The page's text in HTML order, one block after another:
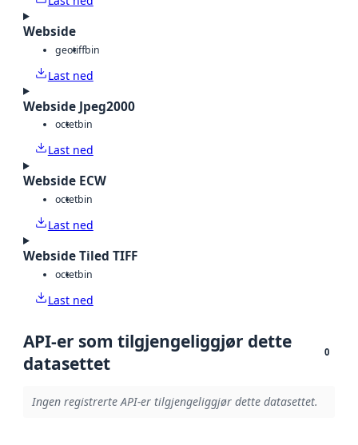
Webside
geotiffbin
Last ned
Webside Jpeg2000
octetbin
Last ned
Webside ECW
octetbin
Last ned
Webside Tiled TIFF
octetbin
Last ned
API-er som tilgjengeliggjør dette
datasettet
0
Ingen registrerte API-er tilgjengeliggjør dette datasettet.